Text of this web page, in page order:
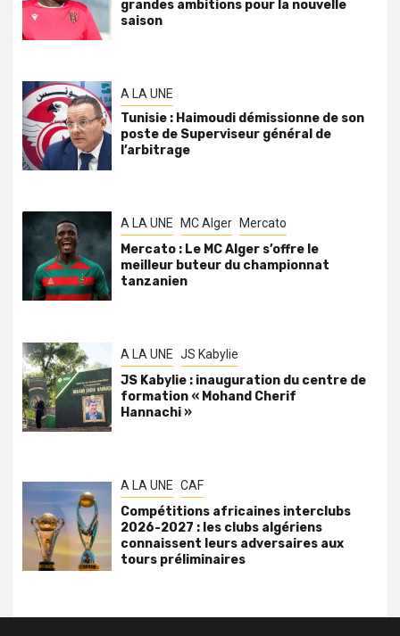
grandes ambitions pour la nouvelle
saison
A LA UNE
Tunisie : Haimoudi démissionne de son
poste de Superviseur général de
l’arbitrage
A LA UNE MC Alger Mercato
Mercato : Le MC Alger s’offre le
meilleur buteur du championnat
tanzanien
A LA UNE JS Kabylie
JS Kabylie : inauguration du centre de
formation « Mohand Cherif
Hannachi »
A LA UNE CAF
Compétitions africaines interclubs
2026-2027 : les clubs algériens
connaissent leurs adversaires aux
tours préliminaires